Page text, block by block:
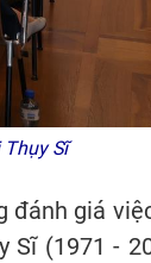
Thụy Sĩ
đánh giá
(1971 -